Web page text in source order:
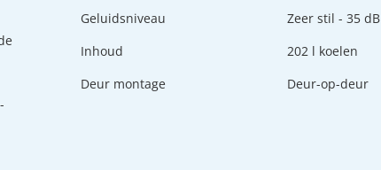
Geluidsniveau
Zeer stil - 35 dB
Inhoud
202 l koelen
Deur montage
Deur-op-deur